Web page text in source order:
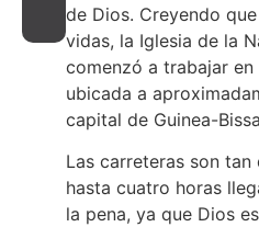
de Dios. Creyendo
vidas, la Iglesia de la
comenzó a trabajar
ubicada a
capital de Guinea-
Las carreteras son
hasta cuatro horas
la pena, ya que Dios